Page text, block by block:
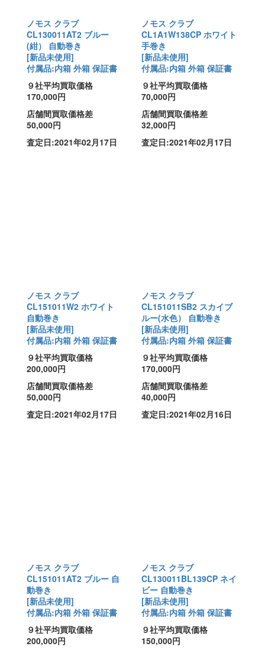
ノモス クラブ
CL130011AT2 ブルー
(紺） 自動巻き
[新品未使用]
付属品:内箱 外箱 保証書
９社平均買取価格
170,000円
店舗間買取価格差
50,000円
査定日:2021年02月17日
ノモス クラブ
CL1A1W138CP ホワイト
手巻き
[新品未使用]
付属品:内箱 外箱 保証書
９社平均買取価格
70,000円
店舗間買取価格差
32,000円
査定日:2021年02月17日
ノモス クラブ
CL151011W2 ホワイト
自動巻き
[新品未使用]
付属品:内箱 外箱 保証書
９社平均買取価格
200,000円
店舗間買取価格差
50,000円
査定日:2021年02月17日
ノモス クラブ
CL151011SB2 スカイブ
ルー(水色） 自動巻き
[新品未使用]
付属品:内箱 外箱 保証書
９社平均買取価格
170,000円
店舗間買取価格差
40,000円
査定日:2021年02月16日
ノモス クラブ
CL151011AT2 ブルー 自
動巻き
[新品未使用]
付属品:内箱 外箱 保証書
９社平均買取価格
200,000円
ノモス クラブ
CL130011BL139CP ネイ
ビー 自動巻き
[新品未使用]
付属品:内箱 外箱 保証書
９社平均買取価格
150,000円